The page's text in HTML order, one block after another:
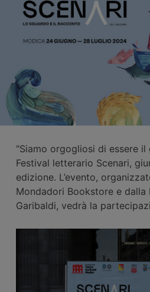
"Siamo orgogliosi di essere
Festival letterario Scenari,
edizione. L’evento,
Mondadori Bookstore e dalla
Garibaldi, vedrà la
Donatella Di Pietrantonio,
svolgerà dal 24 giugno al 28
Le location più affascinanti